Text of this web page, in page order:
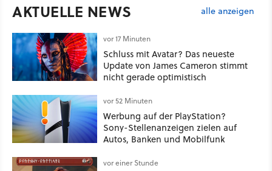
AKTUELLE NEWS alle anzeigen
vor 17 Minuten
Schluss mit Avatar? Das neueste
Update von James Cameron stimmt
nicht gerade optimistisch
vor 52 Minuten
Werbung auf der PlayStation?
Sony-Stellenanzeigen zielen auf
Autos, Banken und Mobilfunk
vor einer Stunde